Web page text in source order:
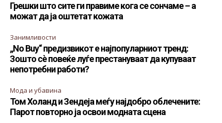
Грешки што сите ги правиме кога се сончаме – а
можат да ја оштетат кожата
Занимливости
„No Buy“ предизвикот е најпопуларниот тренд:
Зошто сè повеќе луѓе престануваат да купуваат
непотребни работи?
Мода и убавина
Том Холанд и Зендеја меѓу најдобро облечените:
Парот повторно ја освои модната сцена